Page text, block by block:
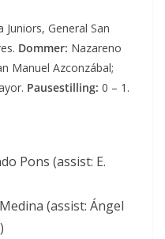
Juniors, General San
Dommer: Nazareno
Manuel Azconzábal;
Pausestilling: 0 – 1.
Pons (assist: E.
(assist: Ángel